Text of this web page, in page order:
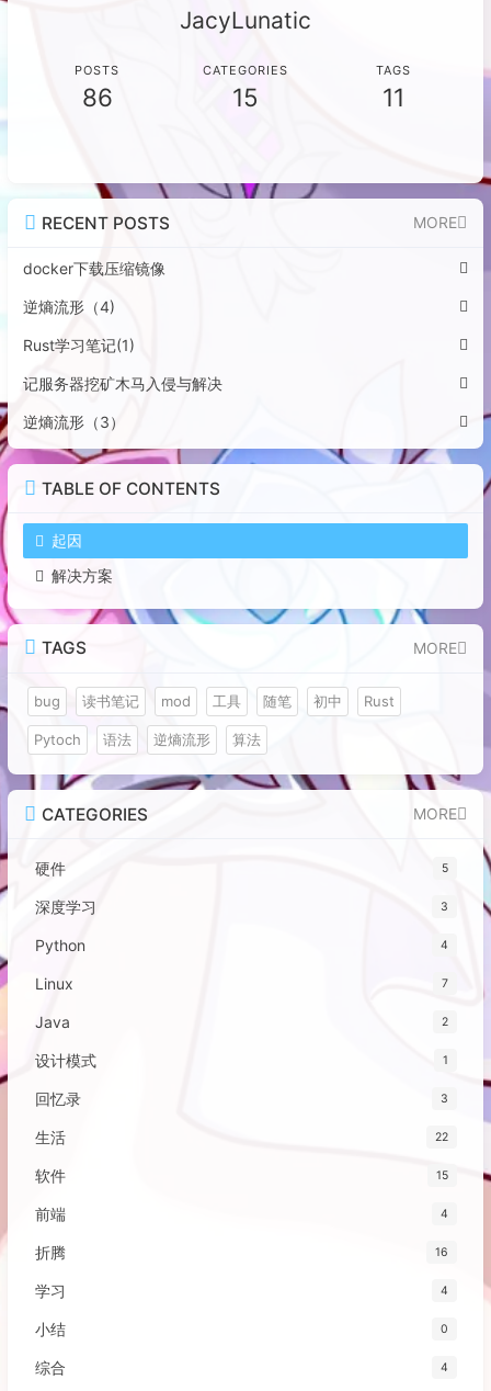
JacyLunatic
POSTS
86
CATEGORIES
15
TAGS
11
RECENT POSTS MORE
docker下载压缩镜像
逆熵流形（4)
Rust学习笔记(1)
记服务器挖矿木马入侵与解决
逆熵流形（3）
TABLE OF CONTENTS
起因
解决方案
TAGS MORE
bug 读书笔记 mod 工具 随笔 初中 Rust
Pytoch 语法 逆熵流形 算法
CATEGORIES MORE
硬件 5
深度学习 3
Python 4
Linux 7
Java 2
设计模式 1
回忆录 3
生活 22
软件 15
前端 4
折腾 16
学习 4
小结 0
综合 4